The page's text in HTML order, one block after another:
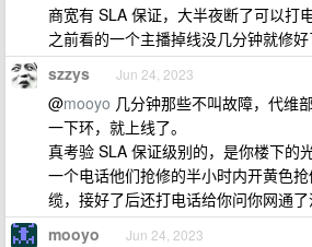
商宽有 SLA 保证，大半夜断了可以打
之前看的一个主播掉线没几分钟就修好
szzys Jun 24, 2023
@mooyo 几分钟那些不叫故障，代维
一下环，就上线了。
真考验 SLA 保证级别的，是你楼下的
一个电话他们抢修的半小时内开黄色
缆，接好了后还打电话给你问你网通了
mooyo Jun 24, 2023